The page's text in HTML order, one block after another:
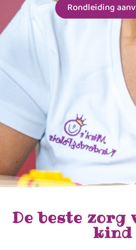
Rondleiding
De beste zorg
kind